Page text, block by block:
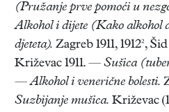
(Pružanje prve pomoći u
Alkohol i dijete (Kako alkohol
djeteta). Zagreb 1911, 1912²,
Križevac 1911. — Sušica
—Alkohol i venerične bolesti.
Suzbijanje mušica. Križevac